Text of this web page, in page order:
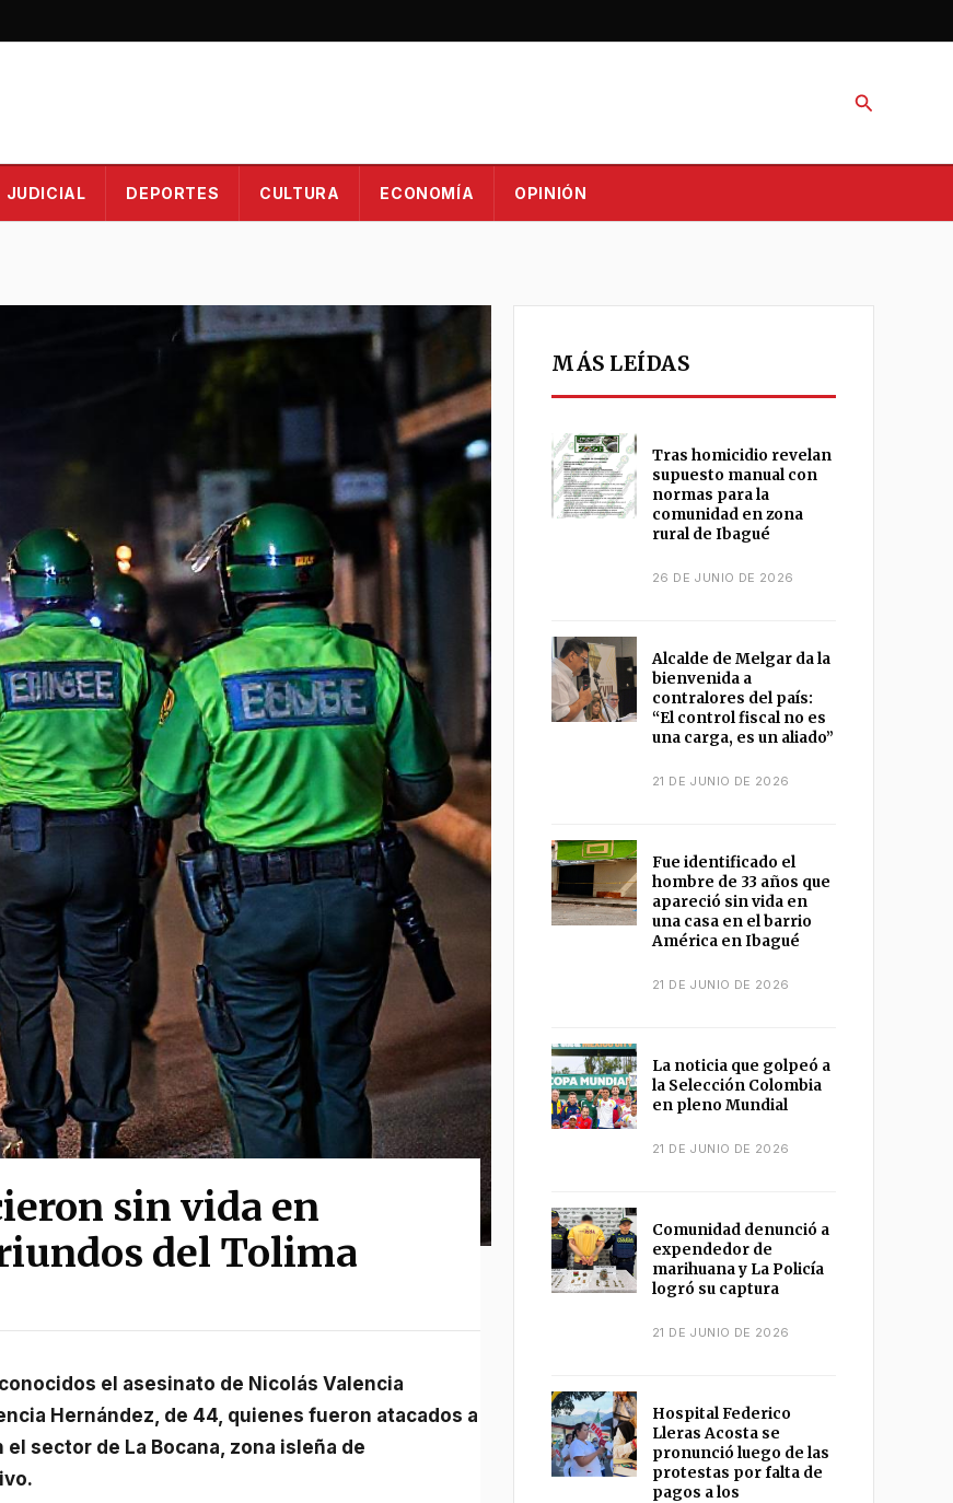
Buscar
JUDICIAL DEPORTES CULTURA ECONOMÍA OPINIÓN
sin vida en
del Tolima
Hernández, de 44, quienes fueron atacados a
sector de La Bocana, zona isleña de
MÁS LEÍDAS
Tras homicidio revelan
supuesto manual con
normas para la
comunidad en zona
rural de Ibagué
26 DE JUNIO DE 2026
Alcalde de Melgar da la
bienvenida a
contralores del país:
“El control fiscal no es
una carga, es un aliado”
21 DE JUNIO DE 2026
Fue identificado el
hombre de 33 años que
apareció sin vida en
una casa en el barrio
América en Ibagué
21 DE JUNIO DE 2026
La noticia que golpeó a
la Selección Colombia
en pleno Mundial
21 DE JUNIO DE 2026
Comunidad denunció a
expendedor de
marihuana y La Policía
logró su captura
21 DE JUNIO DE 2026
Hospital Federico
Lleras Acosta se
pronunció luego de las
protestas por falta de
pagos a los